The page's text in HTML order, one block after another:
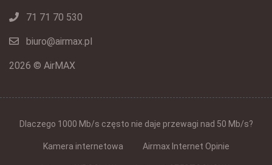
71 71 70 530
biuro@airmax.pl
2026 © AirMAX
Dlaczego 1000 Mb/s często nie daje przewagi nad 50 Mb/s?
Kamera internetowa Airmax Internet Opinie